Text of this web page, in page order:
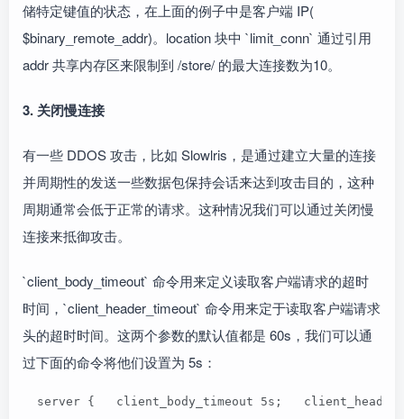
储特定键值的状态，在上面的例子中是客户端 IP(
$binary_remote_addr)。location 块中 `limit_conn` 通过引用
addr 共享内存区来限制到 /store/ 的最大连接数为10。
3. 关闭慢连接
有一些 DDOS 攻击，比如 Slowlris，是通过建立大量的连接
并周期性的发送一些数据包保持会话来达到攻击目的，这种
周期通常会低于正常的请求。这种情况我们可以通过关闭慢
连接来抵御攻击。
`client_body_timeout` 命令用来定义读取客户端请求的超时
时间，`client_header_timeout` 命令用来定于读取客户端请求
头的超时时间。这两个参数的默认值都是 60s，我们可以通
过下面的命令将他们设置为 5s：
server {   client_body_timeout 5s;